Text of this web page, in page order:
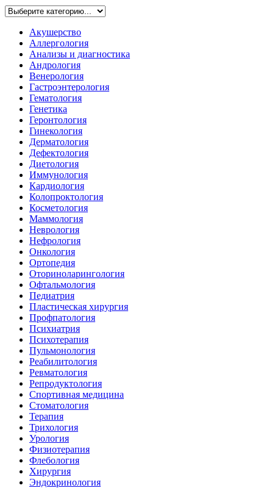
Акушерство
Аллергология
Анализы и диагностика
Андрология
Венерология
Гастроэнтерология
Гематология
Генетика
Геронтология
Гинекология
Дерматология
Дефектология
Диетология
Иммунология
Кардиология
Колопроктология
Косметология
Маммология
Неврология
Нефрология
Онкология
Ортопедия
Оториноларингология
Офтальмология
Педиатрия
Пластическая хирургия
Профпатология
Психиатрия
Психотерапия
Пульмонология
Реабилитология
Ревматология
Репродуктология
Спортивная медицина
Стоматология
Терапия
Трихология
Урология
Физиотерапия
Флебология
Хирургия
Эндокринология